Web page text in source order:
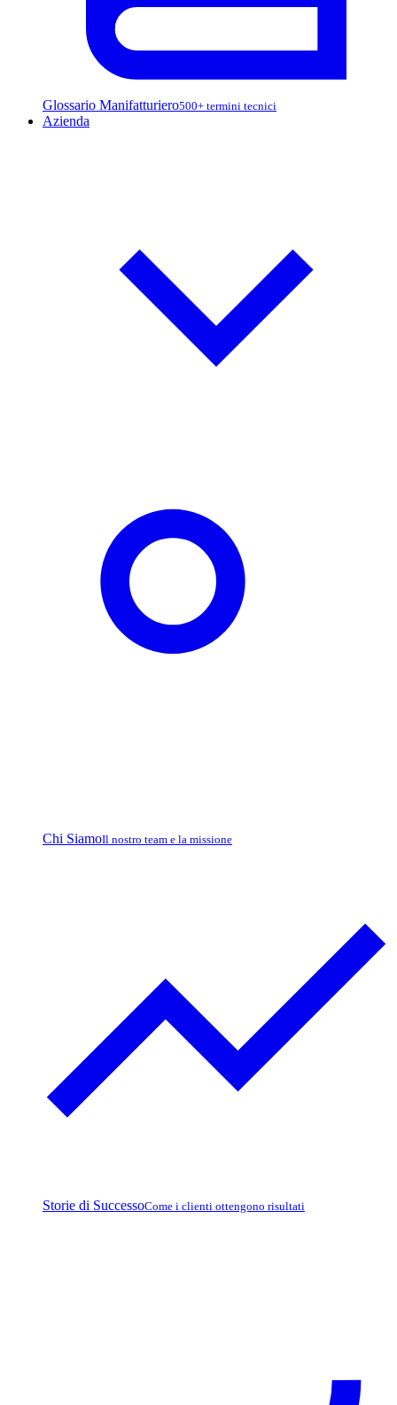
Glossario Manifatturiero500+ termini tecnici
Azienda
Chi SiamoIl nostro team e la missione
Storie di SuccessoCome i clienti ottengono risultati